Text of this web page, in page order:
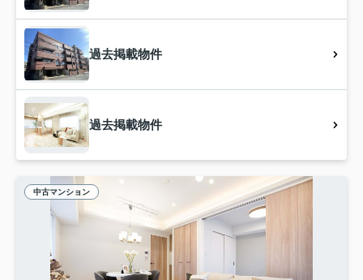
過去掲載物件
過去掲載物件
中古マンション